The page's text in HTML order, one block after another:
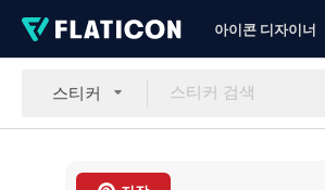
아이콘 디자이너
스티커